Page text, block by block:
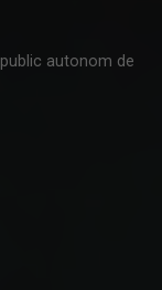
autonom de